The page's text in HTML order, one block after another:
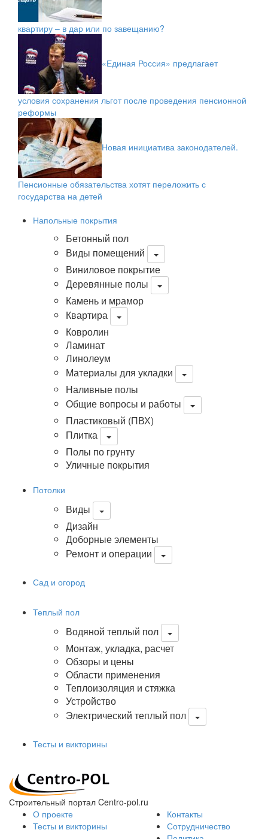
квартиру – в дар или по завещанию?
«Единая Россия» предлагает
условия сохранения льгот после проведения пенсионной
реформы
Новая инициатива законодателей.
Пенсионные обязательства хотят переложить с
государства на детей
Напольные покрытия
Бетонный пол
Виды помещений
Виниловое покрытие
Деревянные полы
Камень и мрамор
Квартира
Ковролин
Ламинат
Линолеум
Материалы для укладки
Наливные полы
Общие вопросы и работы
Пластиковый (ПВХ)
Плитка
Полы по грунту
Уличные покрытия
Потолки
Виды
Дизайн
Доборные элементы
Ремонт и операции
Сад и огород
Теплый пол
Водяной теплый пол
Монтаж, укладка, расчет
Обзоры и цены
Области применения
Теплоизоляция и стяжка
Устройство
Электрический теплый пол
Тесты и викторины
Строительный портал Centro-pol.ru
О проекте
Тесты и викторины
Контакты
Сотрудничество